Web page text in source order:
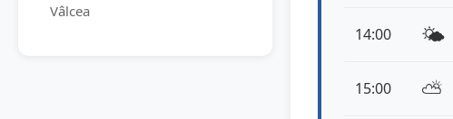
Vâlcea
14:00 🌤️
15:00 ⛅️